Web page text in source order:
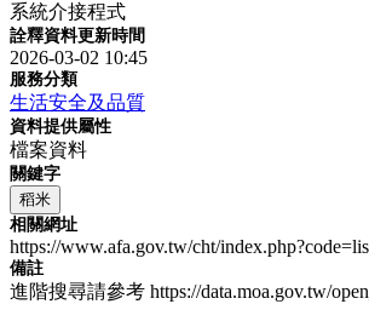
系統介接程式
詮釋資料更新時間
2026-03-02 10:45
服務分類
生活安全及品質
資料提供屬性
檔案資料
關鍵字
稻米
相關網址
https://www.afa.gov.tw/cht/
備註
進階搜尋請參考 https://data.moa.gov.tw/